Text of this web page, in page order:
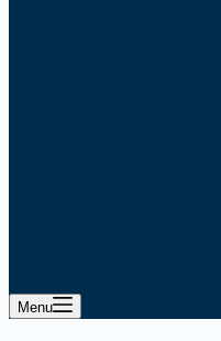
Menu